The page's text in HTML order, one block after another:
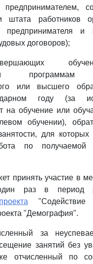
предпринимателем,
штата работников
предпринимателя и
договоров);
программам
или высшего
году (за
на обучение или
обучении),
для которых
по получаемой
принять участие в
раз в период
проекта "Содействие
"Демография".
за
занятий без
отчисленный по